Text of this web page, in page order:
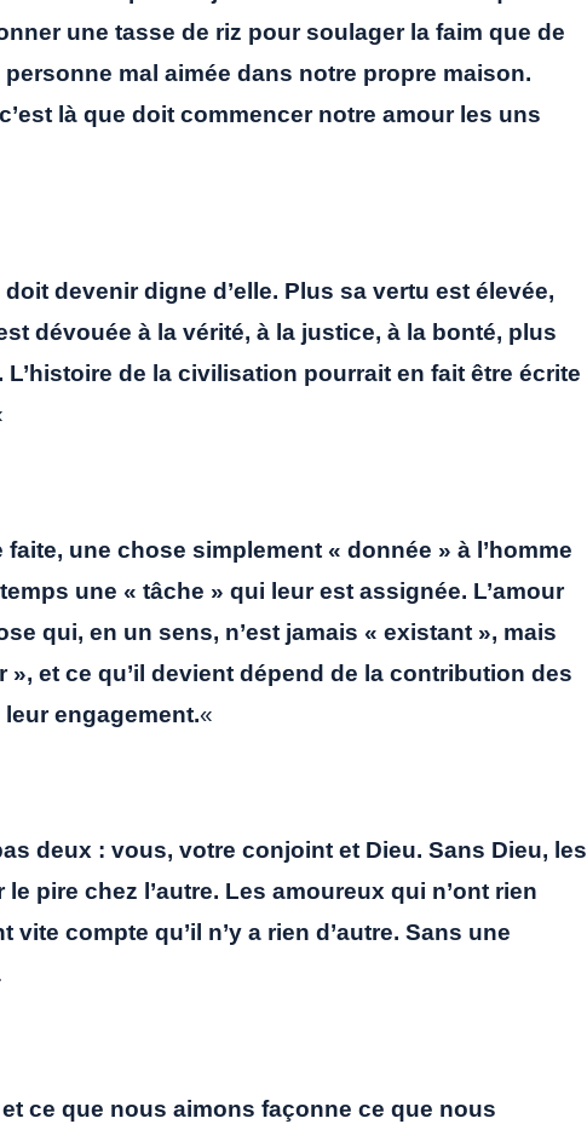
une tasse de riz pour soulager la faim que de
mal aimée dans notre propre maison.
là que doit commencer notre amour les uns
devenir digne d’elle. Plus sa vertu est élevée,
dévouée à la vérité, à la justice, à la bonté, plus
L’histoire de la civilisation pourrait en fait être écrite
une chose simplement « donnée » à l’homme
une « tâche » qui leur est assignée. L’amour
qui, en un sens, n’est jamais « existant », mais
et ce qu’il devient dépend de la contribution des
engagement.«
deux : vous, votre conjoint et Dieu. Sans Dieu, les
pire chez l’autre. Les amoureux qui n’ont rien
vite compte qu’il n’y a rien d’autre. Sans une
ce que nous aimons façonne ce que nous